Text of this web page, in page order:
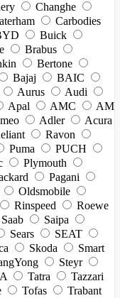
Changhe
Carbodies
Buick
Brabus
Bertone
Bajaj
BAIC
Aurus
Audi
Apal AMC
AM
Adler
Acura
Ravon
Puma
PUCH
Plymouth
Pagani
Oldsmobile
Rinspeed
Roewe
Saab
Saipa
Sears
SEAT
Skoda
Smart
Steyr
Tatra
Tazzari
Tofas
Trabant